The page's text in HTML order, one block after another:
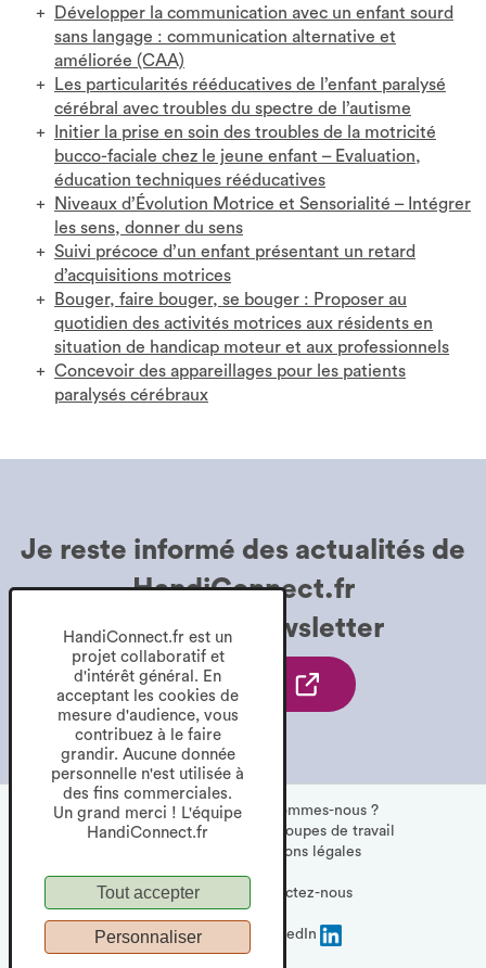
HandiConnect.fr est un
projet collaboratif et
d'intérêt général. En
acceptant les cookies de
mesure d'audience, vous
contribuez à le faire
grandir. Aucune donnée
personnelle n'est utilisée à
des fins commerciales.
Un grand merci ! L'équipe
HandiConnect.fr
Tout accepter
Personnaliser
Développer la communication avec un enfant sourd
sans langage : communication alternative et
améliorée (CAA)
Les particularités rééducatives de l’enfant paralysé
cérébral avec troubles du spectre de l’autisme
Initier la prise en soin des troubles de la motricité
bucco-faciale chez le jeune enfant – Evaluation,
éducation techniques rééducatives
Niveaux d’Évolution Motrice et Sensorialité – Intégrer
les sens, donner du sens
Suivi précoce d’un enfant présentant un retard
d’acquisitions motrices
Bouger, faire bouger, se bouger : Proposer au
quotidien des activités motrices aux résidents en
situation de handicap moteur et aux professionnels
Concevoir des appareillages pour les patients
paralysés cérébraux
Je m'inscris
m'inscris
Newsletter.
S'ouvre
une
nouvelle
Je reste informé des actualités de
HandiConnect.fr
grâce à la
Newsletter
—
Suivez-nous sur LinkedIn
Newsletter
S'inscrire
à
Newsletter.
S'ouvre
dans
une
nouvelle
Qui sommes-nous ?
Nos partenaires
Les groupes de travail
Mentions légales
RGPD
Contactez-nous
Accessibilité : partiellement conforme